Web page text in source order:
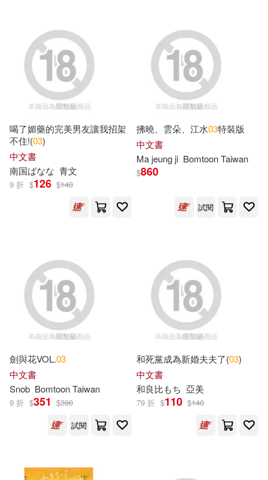
プレステージ出版(写真集)(86)
アリスJAPAN(83)
風車編輯群(71) れいむ(66)
根華編輯部(66)
ラブポップ(64)
AIP-ROJECT(50) Henry(50)
童趣出版有限公司(49)
プレステージ出版（写真集）(42)
Campbell Books(41)
中國人口出版社(193)
禾廣(184) 中信出版社(154)
MTEX(151)
化學工業出版社(151)
PAD(148)
Nosy Crow Ltd(140)
北京科學技術出版社(132)
華碩文化(131)
PRESTIGE(129)
G-WALK(113)
Macmillan UK(109)
飛燕文創事業有限公司(109)
可海外宅配(14188)
可港澳店取(13751)
可菲律賓店取(13776)
(可複選)
本週上市新品(84)
電子書 (可複選)
適合手機平板閱讀(367)
適合平板閱讀(4123)
喝了媚藥的完美男友讓我招架
不住!(03)
中文書
南国ばなな 青文
9 折 $126 $140
拂曉、雲朵、江水03特裝版
中文書
Ma jeung ji Bomtoon Taiwan
$860
試閱
劍與花VOL.03
中文書
Snob Bomtoon Taiwan
9 折 $351 $390
試閱
和死黨成為新婚夫夫了(03)
中文書
和良比もち 亞美
79 折 $110 $140